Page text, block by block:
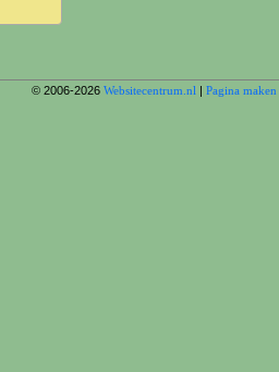
© 2006-2026Websitecentrum.nl |Pagina maken